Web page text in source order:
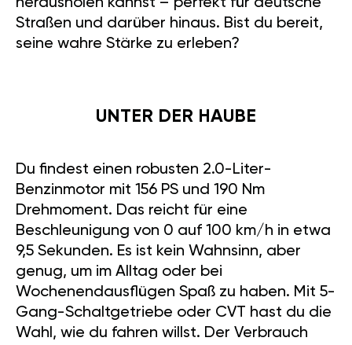
herausholen kannst – perfekt für deutsche
Straßen und darüber hinaus. Bist du bereit,
seine wahre Stärke zu erleben?
UNTER DER HAUBE
Du findest einen robusten 2.0-Liter-
Benzinmotor mit 156 PS und 190 Nm
Drehmoment. Das reicht für eine
Beschleunigung von 0 auf 100 km/h in etwa
9,5 Sekunden. Es ist kein Wahnsinn, aber
genug, um im Alltag oder bei
Wochenendausflügen Spaß zu haben. Mit 5-
Gang-Schaltgetriebe oder CVT hast du die
Wahl, wie du fahren willst. Der Verbrauch